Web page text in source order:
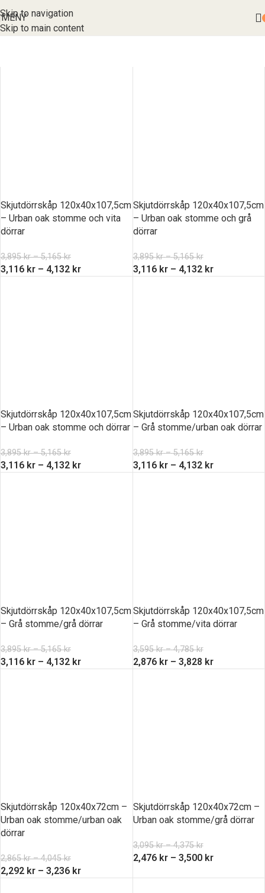
Skip to navigation
Skip to main content
MENY
Skjutdörrskåp 120x40x107,5cm
– Urban oak stomme och vita
dörrar
3,895kr – 5,165kr
3,116 kr – 4,132 kr
Skjutdörrskåp 120x40x107,5cm
– Urban oak stomme och grå
dörrar
3,895kr – 5,165kr
3,116 kr – 4,132 kr
Skjutdörrskåp 120x40x107,5cm
– Urban oak stomme och dörrar
3,895kr – 5,165kr
3,116 kr – 4,132 kr
Skjutdörrskåp 120x40x107,5cm
– Grå stomme/urban oak dörrar
3,895kr – 5,165kr
3,116 kr – 4,132 kr
Skjutdörrskåp 120x40x107,5cm
– Grå stomme/grå dörrar
3,895kr – 5,165kr
3,116 kr – 4,132 kr
Skjutdörrskåp 120x40x107,5cm
– Grå stomme/vita dörrar
3,595kr – 4,785kr
2,876 kr – 3,828 kr
Skjutdörrskåp 120x40x72cm –
Urban oak stomme/urban oak
dörrar
2,865kr – 4,045kr
2,292 kr – 3,236 kr
Skjutdörrskåp 120x40x72cm –
Urban oak stomme/grå dörrar
3,095kr – 4,375kr
2,476 kr – 3,500 kr